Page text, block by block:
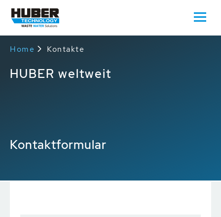
Home Kontakte
HUBER weltweit
Kontaktformular